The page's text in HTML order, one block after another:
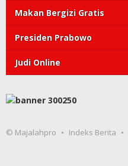
Makan Bergizi Gratis
Presiden Prabowo
Judi Online
© Majalahpro Indeks Berita